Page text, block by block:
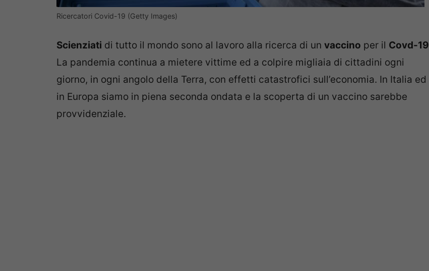
Ricercatori Covid-19 (Getty Images)
Scienziati di tutto il mondo sono al lavoro alla ricerca di un vaccino per il Covd-19
La pandemia continua a mietere vittime ed a colpire migliaia di cittadini ogni
giorno, in ogni angolo della Terra, con effetti catastrofici sull’economia. In Italia ed
in Europa siamo in piena seconda ondata e la scoperta di un vaccino sarebbe
provvidenziale.